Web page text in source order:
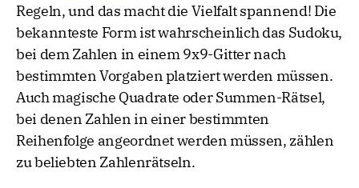
Regeln, und das macht die Vielfalt spannend! Die
bekannteste Form ist wahrscheinlich das Sudoku,
bei dem Zahlen in einem 9x9-Gitter nach
bestimmten Vorgaben platziert werden müssen.
Auch magische Quadrate oder Summen-Rätsel,
bei denen Zahlen in einer bestimmten
Reihenfolge angeordnet werden müssen, zählen
zu beliebten Zahlenrätseln.